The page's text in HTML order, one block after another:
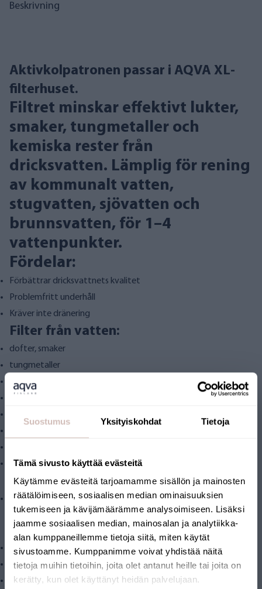
Suostumus Yksityiskohdat Tietoja
Tämä sivusto käyttää evästeitä
Käytämme evästeitä tarjoamamme sisällön ja mainosten
räätälöimiseen, sosiaalisen median ominaisuuksien
tukemiseen ja kävijämäärämme analysoimiseen. Lisäksi
jaamme sosiaalisen median, mainosalan ja analytiikka-
alan kumppaneillemme tietoja siitä, miten käytät
sivustoamme. Kumppanimme voivat yhdistää näitä
tietoja muihin tietoihin, joita olet antanut heille tai joita on
kerätty, kun olet käyttänyt heidän palvelujaan.
Beskrivning
Aktivkolpatronen passar i AQVA XL-
filterhuset.
Filtret minskar effektivt lukter,
smaker, tungmetaller och
kemiska rester från
dricksvatten. Lämplig för rening
av kommunalt vatten,
stugvatten, sjövatten och
brunnsvatten, för 1–4
vattenpunkter.
Fördelar:
Förbättrar dricksvattnets kvalitet
Problemfritt underhåll
Kräver inte dränering
Filter från vatten:
dofter, smaker
tungmetaller
klor
radon
Filterbyte:
Byt ut filtret senast när vattenflödet minskar eller
utmatningstrycket från filtret sjunker. I detta fall är filtret
AQCB-XL, kapacitet ca 256 000 liter*
*Filtrets livslängd beror på råvattnets kvalitet.
Om du märker förändringar i kvaliteten på ditt renade vatten